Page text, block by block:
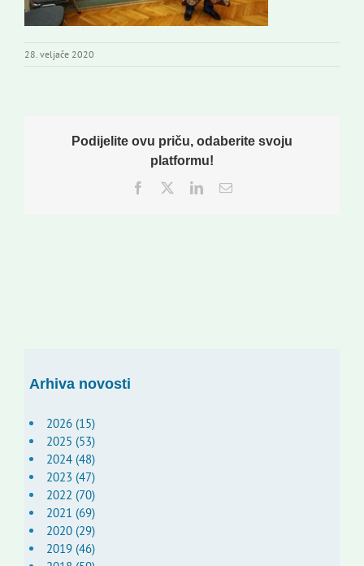
28. veljače 2020
Podijelite ovu priču, odaberite svoju
platformu!
Facebook
TwitterLinkedInEmail:
Arhiva novosti
2026 (15)
2025 (53)
2024 (48)
2023 (47)
2022 (70)
2021 (69)
2020 (29)
2019 (46)